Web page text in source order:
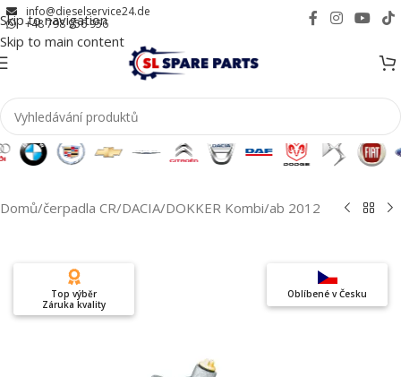
Skip to navigation
Skip to main content
info@dieselservice24.de
+48 798 956 956
Domů/čerpadla CR/DACIA/DOKKER Kombi/ab 2012
Oblíbené v Česku
Top výběr
Záruka kvality